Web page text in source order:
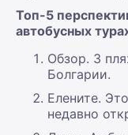
Топ-5
автобусных
Обзор. 3
Болгарии.
Елените.
недавно